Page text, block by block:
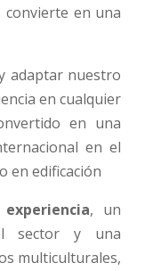
en una
adaptar nuestro
en cualquier
en una
en el
en edificación
, un
sector y una
multiculturales,